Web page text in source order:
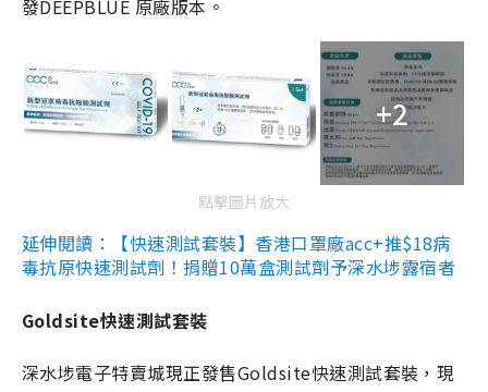
發DEEPBLUE 原廠版本。
+2
點擊圖片放大
延伸閱讀：【快速測試套裝】香港口罩廠acc+推$18病
毒抗原快速測試劑！捐贈10萬盒測試劑予深水埗露宿者
Goldsite快速測試套裝
深水埗電子特賣城現正發售Goldsite快速測試套裝，現